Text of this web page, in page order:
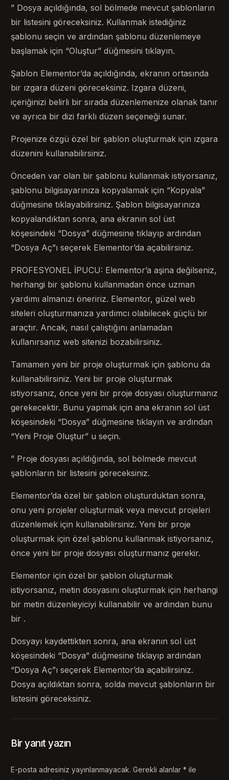
” Dosya açıldığında, sol bölmede mevcut şablonların
bir listesini göreceksiniz. Kullanmak istediğiniz
şablonu seçin ve ardından şablonu düzenlemeye
başlamak için “Oluştur” düğmesini tıklayın.
Şablon Elementor’da açıldığında, ekranın ortasında
bir ızgara düzeni göreceksiniz. Izgara düzeni,
içeriğinizi belirli bir sırada düzenlemenize olanak tanır
ve ayrıca bir dizi farklı düzen seçeneği sunar.
Projenize özgü özel bir şablon oluşturmak için ızgara
düzenini kullanabilirsiniz.
Önceden var olan bir şablonu kullanmak istiyorsanız,
şablonu bilgisayarınıza kopyalamak için “Kopyala”
düğmesine tıklayabilirsiniz. Şablon bilgisayarınıza
kopyalandıktan sonra, ana ekranın sol üst
köşesindeki “Dosya” düğmesine tıklayıp ardından
“Dosya Aç”ı seçerek Elementor’da açabilirsiniz.
PROFESYONEL İPUCU: Elementor’a aşina değilseniz,
herhangi bir şablonu kullanmadan önce uzman
yardımı almanızı öneririz. Elementor, güzel web
siteleri oluşturmanıza yardımcı olabilecek güçlü bir
araçtır. Ancak, nasıl çalıştığını anlamadan
kullanırsanız web sitenizi bozabilirsiniz.
Tamamen yeni bir proje oluşturmak için şablonu da
kullanabilirsiniz. Yeni bir proje oluşturmak
istiyorsanız, önce yeni bir proje dosyası oluşturmanız
gerekecektir. Bunu yapmak için ana ekranın sol üst
köşesindeki “Dosya” düğmesine tıklayın ve ardından
“Yeni Proje Oluştur” u seçin.
” Proje dosyası açıldığında, sol bölmede mevcut
şablonların bir listesini göreceksiniz.
Elementor’da özel bir şablon oluşturduktan sonra,
onu yeni projeler oluşturmak veya mevcut projeleri
düzenlemek için kullanabilirsiniz. Yeni bir proje
oluşturmak için özel şablonu kullanmak istiyorsanız,
önce yeni bir proje dosyası oluşturmanız gerekir.
Elementor için özel bir şablon oluşturmak
istiyorsanız, metin dosyasını oluşturmak için herhangi
bir metin düzenleyiciyi kullanabilir ve ardından bunu
bir .
Dosyayı kaydettikten sonra, ana ekranın sol üst
köşesindeki “Dosya” düğmesine tıklayıp ardından
“Dosya Aç”ı seçerek Elementor’da açabilirsiniz.
Dosya açıldıktan sonra, solda mevcut şablonların bir
listesini göreceksiniz.
Bir yanıt yazın
E-posta adresiniz yayınlanmayacak. Gerekli alanlar* ile